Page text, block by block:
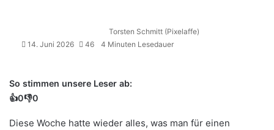
Torsten Schmitt (Pixelaffe)
14. Juni 2026
46 4 Minuten Lesedauer
So stimmen unsere Leser ab:
👍0👎0
Diese Woche hatte wieder alles, was man für einen